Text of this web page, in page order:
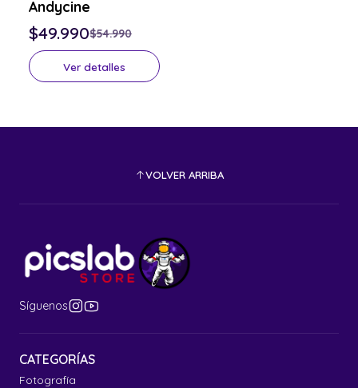
Andycine
$49.990$54.990
Ver detalles
VOLVER ARRIBA
Síguenos
CATEGORÍAS
Fotografía